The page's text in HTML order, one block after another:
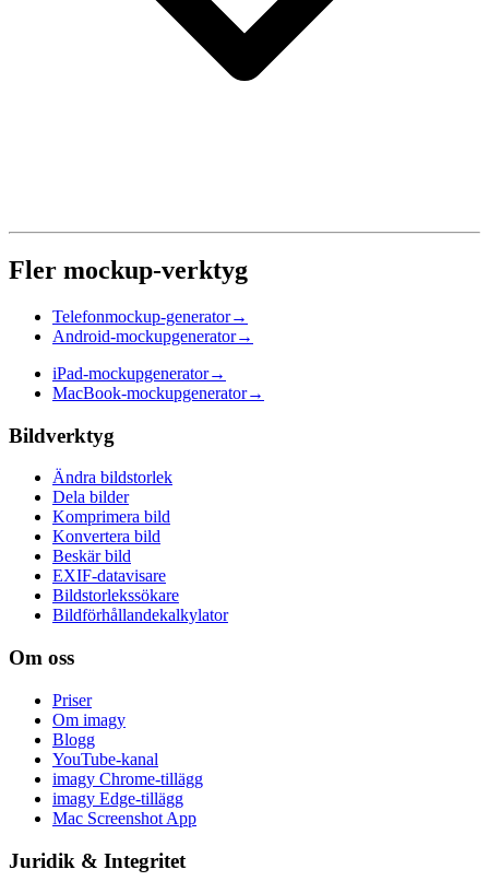
Fler mockup-verktyg
Telefonmockup-generator→
Android-mockupgenerator→
iPad-mockupgenerator→
MacBook-mockupgenerator→
Bildverktyg
Ändra bildstorlek
Dela bilder
Komprimera bild
Konvertera bild
Beskär bild
EXIF-datavisare
Bildstorlekssökare
Bildförhållandekalkylator
Om oss
Priser
Om imagy
Blogg
YouTube-kanal
imagy Chrome-tillägg
imagy Edge-tillägg
Mac Screenshot App
Juridik & Integritet